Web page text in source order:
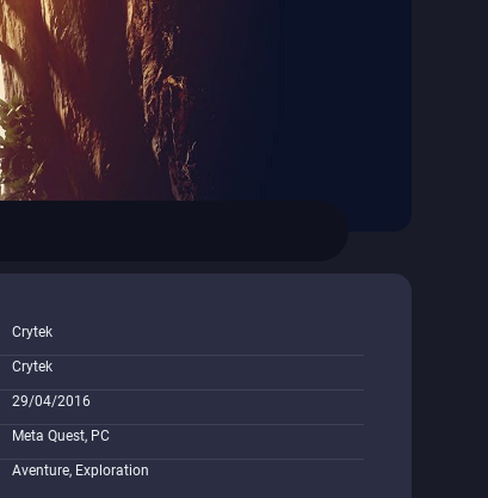
Crytek
Crytek
29/04/2016
Meta Quest, PC
Aventure, Exploration